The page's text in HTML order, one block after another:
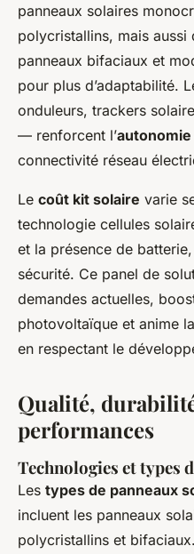
panneaux solaires
polycristallins, mais
panneaux bifaciaux et
pour plus d’adaptabilité.
onduleurs, trackers
— renforcent l’
connectivité réseau
Le coût kit solaire varie
technologie cellules
et la présence de
sécurité. Ce panel de
demandes actuelles,
photovoltaïque et anime
en respectant le
Qualité,
performances
Technologies et types
Les types de panneaux
incluent les panneaux
polycristallins et